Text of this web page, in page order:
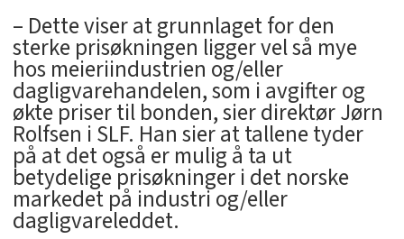
– Dette viser at grunnlaget for den
sterke prisøkningen ligger vel så mye
hos meieriindustrien og/eller
dagligvarehandelen, som i avgifter og
økte priser til bonden, sier direktør Jørn
Rolfsen i SLF. Han sier at tallene tyder
på at det også er mulig å ta ut
betydelige prisøkninger i det norske
markedet på industri og/eller
dagligvareleddet.